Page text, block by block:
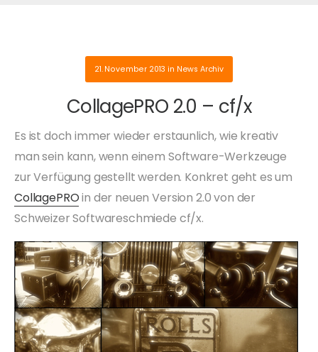
21. November 2013 in News Archiv
CollagePRO 2.0 – cf/x
Es ist doch immer wieder erstaunlich, wie kreativ
man sein kann, wenn einem Software-Werkzeuge
zur Verfügung gestellt werden. Konkret geht es um
CollagePROin der neuen Version 2.0 von der
Schweizer Softwareschmiede cf/x.